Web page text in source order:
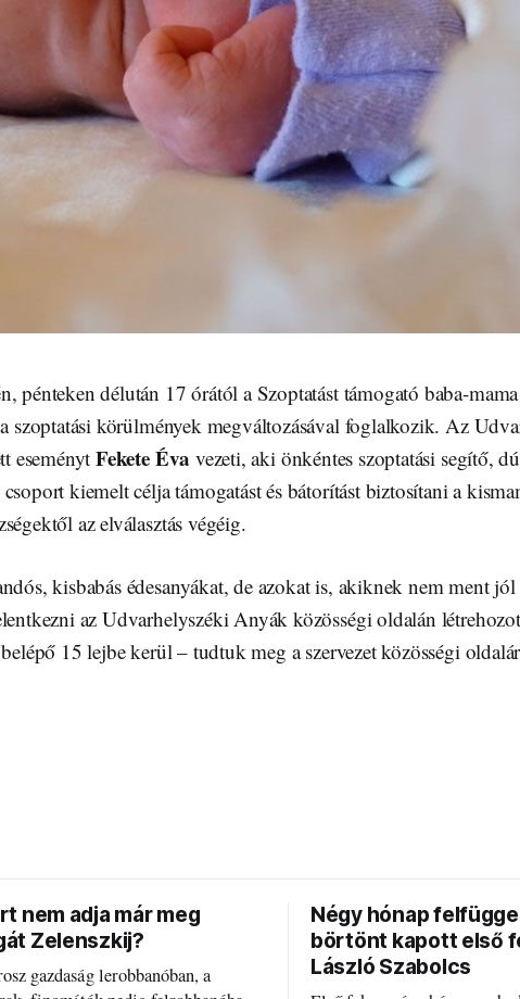
pénteken délután 17 órától a Szoptatást támogató baba-
szoptatási körülmények megváltozásával foglalkozik. Az
eseménytFeketeÉva vezeti, aki önkéntes szoptatási segítő,
kiemelt célja támogatást és bátorítást biztosítani a
az elválasztás végéig.
kisbabás édesanyákat, de azokat is, akiknek nem ment jól
az Udvarhelyszéki Anyák közösségi oldalán
belépő 15 lejbe kerül – tudtuk meg a szervezet közösségi
nem adja már meg
Zelenszkij?
gazdaság lerobbanóban, a
Négy hónap
börtönt kapott első
László Szabolcs